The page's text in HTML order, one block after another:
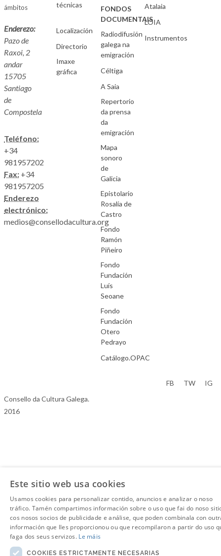
ámbitos
Enderezo:
Pazo de
Raxoi, 2
andar
15705
Santiago
de
Compostela
Teléfono:
+34
981957202
Fax: +34
981957205
Enderezo
electrónico:
medios@consellodacultura.org
técnicas
Localización
Directorio
Imaxe
gráfica
FONDOS
DOCUMENTAIS
Radiodifusión
galega na
emigración
Céltiga
A Saia
Repertorio
da prensa
da
emigración
Mapa
sonoro
de
Galicia
Epistolario
Rosalía de
Castro
Fondo
Ramón
Piñeiro
Fondo
Fundación
Luís
Seoane
Fondo
Fundación
Otero
Pedrayo
Catálogo.OPAC
Atalaia
LOIA
Instrumentos
Consello da Cultura Galega.
2016
FB TW IG
Este sitio web usa cookies
Usamos cookies para personalizar contido, anuncios e analizar o noso
tráfico. Tamén compartimos información sobre o uso que fai do noso
cos nosos socios de publicidade e análise, que poden combinala con
información que lles proporcionou ou que recompilaron a partir do uso
faga dos seus servizos. Le máis
COOKIES ESTRICTAMENTE NECESARIAS